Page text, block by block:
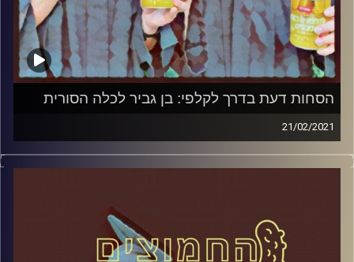
הסחות דעת בדרך לקלפי: בן גביר לכלה הסורית
21/02/2021
החמוצים – בפעם הרביעית
עם פרופסור בועז בן-דוד ופרופסור גלעד
הירשברגר